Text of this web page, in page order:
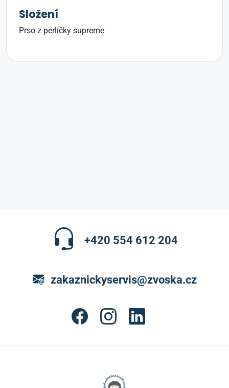
Složení
Prso z perličky supreme
+420 554 612 204
zakaznickyservis@zvoska.cz